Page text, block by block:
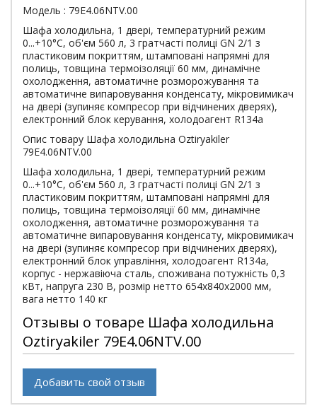
Модель : 79E4.06NTV.00
Шафа холодильна, 1 двері, температурний режим
0...+10°C, об'єм 560 л, 3 гратчасті полиці GN 2/1 з
пластиковим покриттям, штамповані напрямні для
полиць, товщина термоізоляції 60 мм, динамічне
охолодження, автоматичне розморожування та
автоматичне випаровування конденсату, мікровимикач
на двері (зупиняє компресор при відчинених дверях),
електронний блок керування, холодоагент R134a
Опис товару Шафа холодильна Oztiryakiler
79E4.06NTV.00
Шафа холодильна, 1 двері, температурний режим
0...+10°C, об'єм 560 л, 3 гратчасті полиці GN 2/1 з
пластиковим покриттям, штамповані напрямні для
полиць, товщина термоізоляції 60 мм, динамічне
охолодження, автоматичне розморожування та
автоматичне випаровування конденсату, мікровимикач
на двері (зупиняє компресор при відчинених дверях),
електронний блок управління, холодоагент R134a,
корпус - нержавіюча сталь, споживана потужність 0,3
кВт, напруга 230 В, розмір нетто 654x840x2000 мм,
вага нетто 140 кг
Отзывы о товаре Шафа холодильна
Oztiryakiler 79E4.06NTV.00
Добавить свой отзыв